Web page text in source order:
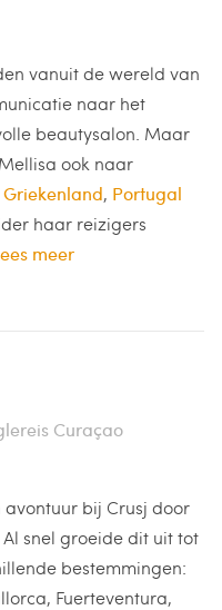
vanuit de wereld van
naar het
beautysalon. Maar
ook naar
Griekenland, Portugal
haar reizigers
meer
Curaçao
bij Crusj door
snel groeide dit uit tot
bestemmingen:
Fuerteventura,